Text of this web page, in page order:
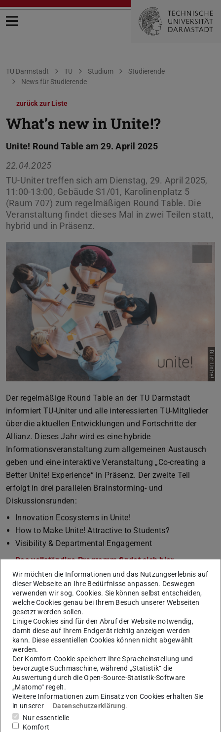
Menü öffnen
Sie befinden sich hier:
TU Darmstadt TU Studium
Studierende
News für Studierende
zurück zur Liste
What’s new in Unite!?
Unite! Round Table am 29. April 2025
22.04.2025
TU-Uniter treffen sich am Dienstag, 29. April 2025,
11:00-13:00, Gebäude S1/01, Karolinenplatz 5
(Raum 707) zum regelmäßigen Round Table. Die
Veranstaltung findet dieses Mal in zwei Teilen statt,
hybrid und in Präsenz.
Bild: Unite!
Der regelmäßige Round Table an der TU Darmstadt
informiert TU-Uniter und alle interessierten TU-Mitglieder
über die aktuellen Entwicklungen und Fortschritte der
Allianz. Dieses Jahr wird es eine hybride
Informationsveranstaltung zum allgemeinen Austausch
geben und eine interaktive Veranstaltung „Co-creating a
Better Unite! Experience“ in Präsenz. Der zweite Teil
erfolgt in drei parallelen Brainstorming- und
Diskussionsrunden:
Innovation Ecosystems in Unite!
How to Make Unite! Attractive to Students?
Visibility & Departmental Engagement
Das vollständige Programm findet sich hier.(PDF-Datei)
(wird in
Anmeldung zur Teilnahme in Präsenz.
Zoom-Link für die Online-Teilnahme (offen für alle).
mho
KONTAKT
Tags
Nachhaltigkeit, Studium und Lehre, unite!, International
Wir möchten die Informationen und das Nutzungserlebnis auf
dieser Webseite an Ihre Bedürfnisse anpassen. Deswegen
verwenden wir sog. Cookies. Sie können selbst entscheiden,
welche Cookies genau bei Ihrem Besuch unserer Webseiten
gesetzt werden sollen.
Einige Cookies sind für den Abruf der Website notwendig,
damit diese auf Ihrem Endgerät richtig anzeigen werden
kann. Diese essentiellen Cookies können nicht abgewählt
werden.
Der Komfort-Cookie speichert Ihre Spracheinstellung und
bevorzugte Suchmaschine, während „Statistik“ die
Auswertung durch die Open-Source-Statistik-Software
„Matomo“ regelt.
Weitere Informationen zum Einsatz von Cookies erhalten Sie
in unserer
Datenschutzerklärung.
Nur essentielle
Komfort